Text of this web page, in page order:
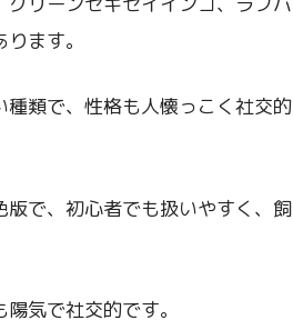
ます。
類で、性格も人懐っこく社交的
で、初心者でも扱いやすく、飼
気で社交的です。